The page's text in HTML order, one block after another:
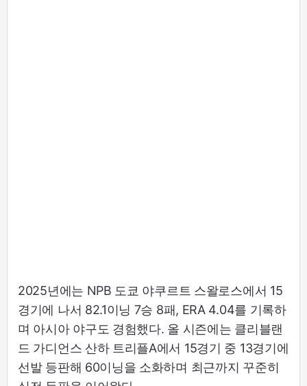
2025년에는 NPB 도쿄 야쿠르트 스왈로스에서 15
경기에 나서 82.1이닝 7승 8패, ERA 4.04를 기록하
며 아시아 야구도 경험했다. 올 시즌에는 클리블랜
드 가디언스 산하 트리플A에서 15경기 중 13경기에
선발 등판해 60이닝을 소화하며 최근까지 꾸준히